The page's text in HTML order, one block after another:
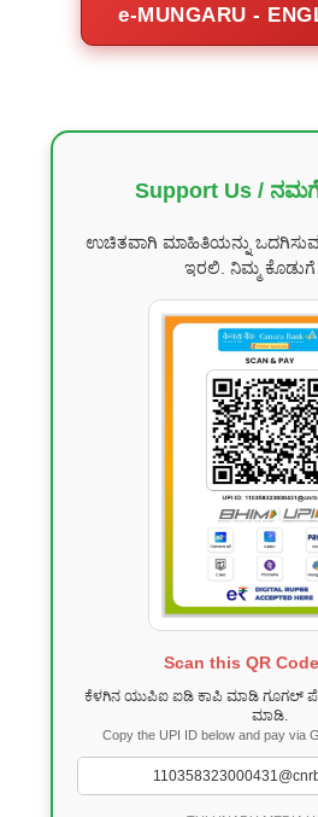
e-MUNGARU -
Support Us /
ಉಚಿತವಾಗಿ ಮಾಹಿತಿಯನ್ನು
ಇರಲಿ. ನಿಮ್ಮ ಕೊಡುಗೆ
Scan this QR
ಕೆಳಗಿನ ಯುಪಿಐ ಐಡಿ ಕಾಪಿ ಮಾಡಿ ಗೂಗಲ್
ಮಾಡಿ.
Copy the UPI ID below and pay via